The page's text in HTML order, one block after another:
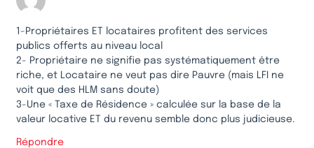
1-Propriétaires ET locataires profitent des services
publics offerts au niveau local
2- Propriétaire ne signifie pas systématiquement être
riche, et Locataire ne veut pas dire Pauvre (mais LFI ne
voit que des HLM sans doute)
3-Une « Taxe de Résidence » calculée sur la base de la
valeur locative ET du revenu semble donc plus judicieuse.
Répondre